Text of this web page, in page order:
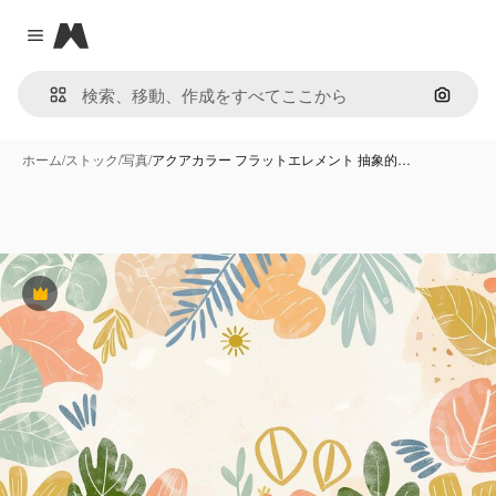
Close menu
Magnific
画像で
ホーム/ストック/写真/アクアカラー フラットエレメント 抽象的…
Premium